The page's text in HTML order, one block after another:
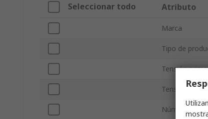
Seleccionar todo Atributo
Marca
Tipo de
Tensión
Tensión
Número de